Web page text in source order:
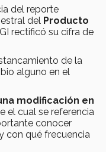
del reporte
del Producto
rectificó su cifra de
de la
alguno en el
modificación en
el cual se referencia
conocer
con qué frecuencia